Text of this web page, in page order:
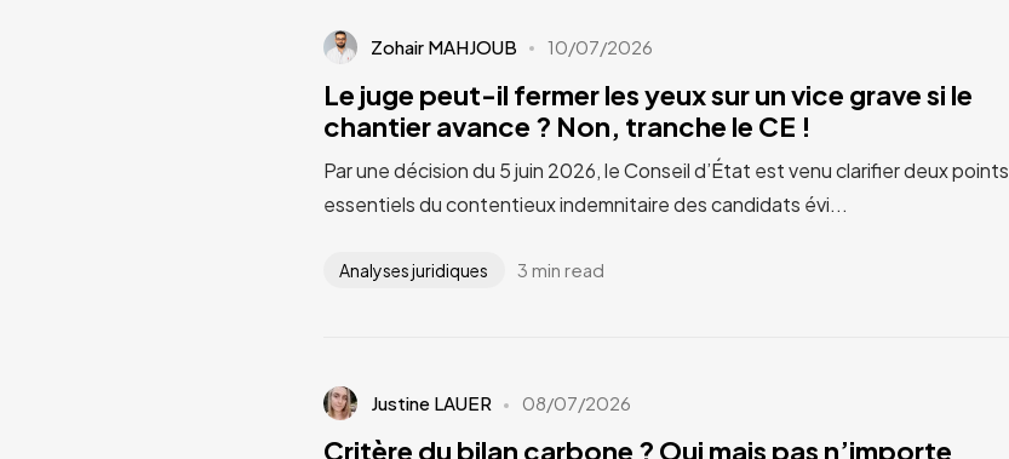
Zohair MAHJOUB 10/07/2026
Le juge peut-il fermer les yeux sur un vice grave si le
chantier avance ? Non, tranche le CE !
Par une décision du 5 juin 2026, le Conseil d’État est venu clarifier deux points
essentiels du contentieux indemnitaire des candidats évi...
Analyses juridiques 3 min read
Justine LAUER 08/07/2026
Critère du bilan carbone ? Oui mais pas n’importe